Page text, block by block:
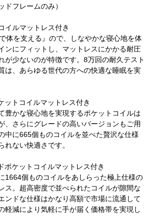
フレームのみ）
イルマットレス付き
体を支える』ので、しなやかな寝心地を体
ンにフィットし、マットレスにかかる耐圧
が少ないのが特徴です。8万回の耐久テスト
は、あらゆる世代の方への快適な睡眠を実
トコイルマットレス付き
豊かな寝心地を実現するポケットコイルは
、さらにグレードの高いバージョンもご用
中に665個ものコイルを並べた贅沢な仕様
れない快適さです。
ケットコイルマットレス付き
1664個ものコイルをあしらった極上仕様の
ス。超高密度で並べられたコイルが隙間な
ンドな仕様はかなり高額で市場に流通して
軽減により気軽に手が届く価格帯を実現し